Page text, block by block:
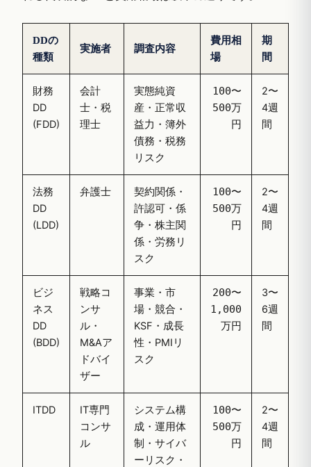
DDの
種類
実施者 調査内容
費用相
場
期
間
財務
DD
(FDD)
会計
士・税
理士
実態純資
産・正常収
益力・簿外
債務・税務
リスク
100〜
500万
円
2〜
4週
間
法務
DD
(LDD)
弁護士
契約関係・
許認可・係
争・株主関
係・労務リ
スク
100〜
500万
円
2〜
4週
間
ビジ
ネス
DD
(BDD)
戦略コ
ンサ
ル・
M&Aア
ドバイ
ザー
事業・市
場・競合・
KSF・成長
性・PMIリ
スク
200〜
1,000
万円
3〜
6週
間
ITDD
IT専門
コンサ
ル
システム構
成・運用体
制・サイバ
ーリスク・
100〜
500万
円
2〜
4週
間